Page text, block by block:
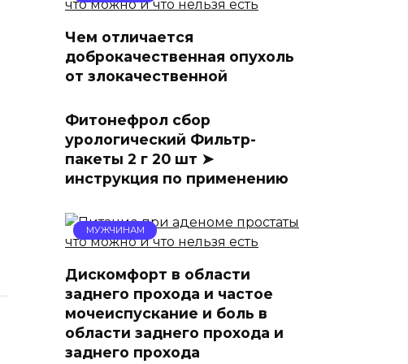
Чем отличается
доброкачественная опухоль
от злокачественной
Фитонефрол сбор
урологический Фильтр-
пакеты 2 г 20 шт ➤
инструкция по применению
МУЖЧИНАМ
Дискомфорт в области
заднего прохода и частое
мочеиспускание и боль в
области заднего прохода и
заднего прохода